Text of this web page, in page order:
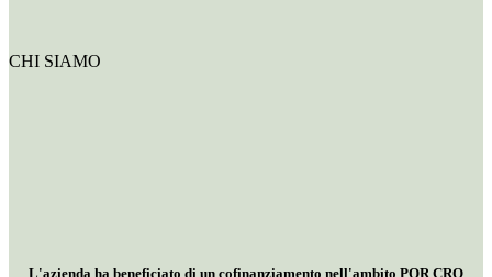
CHI SIAMO
L'azienda ha beneficiato di un cofinanziamento nell'ambito POR CRO